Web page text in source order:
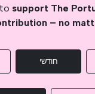
support The
– no
חודשי